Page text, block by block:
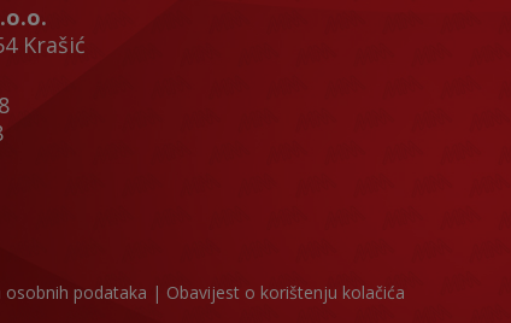
Krašić
osobnih podataka | Obavijest o korištenju kolačića